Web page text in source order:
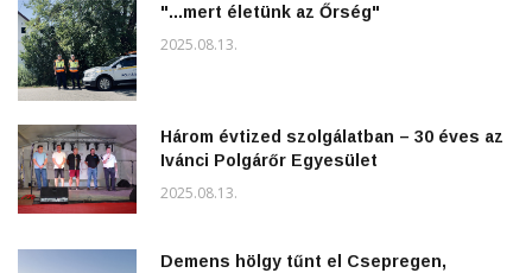
"...mert életünk az Őrség"
2025.08.13.
Három évtized szolgálatban – 30 éves az
Ivánci Polgárőr Egyesület
2025.08.13.
Demens hölgy tűnt el Csepregen,